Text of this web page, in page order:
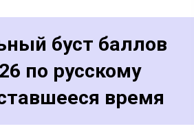
буст баллов
по русскому
время